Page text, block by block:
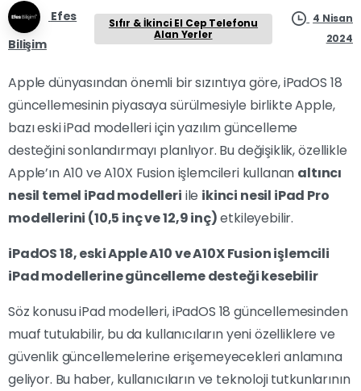
Efes
Bilişim
Sıfır & İkinci El Cep Telefonu
Alan Yerler
4 Nisan
2024
Apple dünyasından önemli bir sızıntıya göre, iPadOS 18
güncellemesinin piyasaya sürülmesiyle birlikte Apple,
bazı eski iPad modelleri için yazılım güncelleme
desteğini sonlandırmayı planlıyor. Bu değişiklik, özellikle
Apple’ın A10 ve A10X Fusion işlemcileri kullanan altıncı
nesil temel iPad modelleri ile ikinci nesil iPad Pro
modellerini (10,5 inç ve 12,9 inç)etkileyebilir.
iPadOS 18, eski Apple A10 ve A10X Fusion işlemcili
iPad modellerine güncelleme desteği kesebilir
Söz konusu iPad modelleri, iPadOS 18 güncellemesinden
muaf tutulabilir, bu da kullanıcıların yeni özelliklere ve
güvenlik güncellemelerine erişemeyecekleri anlamına
geliyor. Bu haber, kullanıcıların ve teknoloji tutkunlarının